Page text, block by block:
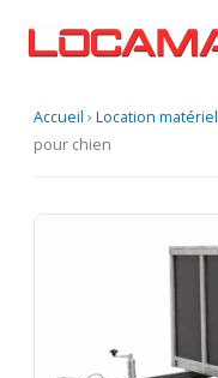
Accueil › Location matériel
pour chien